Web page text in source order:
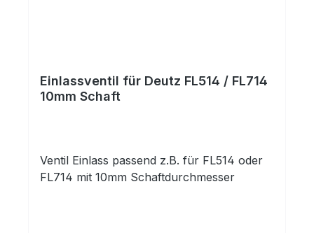
Einlassventil für Deutz FL514 / FL714
10mm Schaft
Ventil Einlass passend z.B. für FL514 oder
FL714 mit 10mm Schaftdurchmesser